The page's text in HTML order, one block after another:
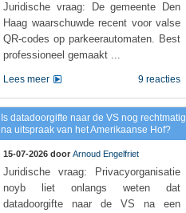
Juridische vraag: De gemeente Den
Haag waarschuwde recent voor valse
QR-codes op parkeerautomaten. Best
professioneel gemaakt ...
9 reacties
Lees meer
Is datadoorgifte naar de VS nog rechtmatig
na uitspraak van het Amerikaanse Hof?
15-07-2026 door Arnoud Engelfriet
Juridische vraag: Privacyorganisatie
noyb liet onlangs weten dat
datadoorgifte naar de VS na een